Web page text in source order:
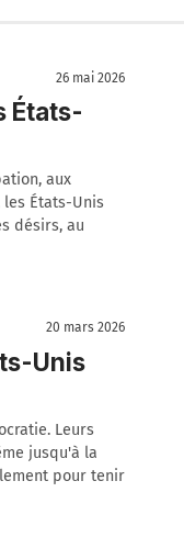
26 mai 2026
États-
aux
États-Unis
désirs, au
20 mars 2026
Unis
Leurs
jusqu'à la
pour tenir